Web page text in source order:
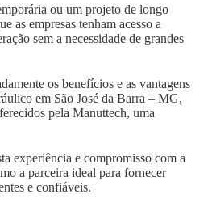
ou um projeto de longo
as empresas tenham acesso a
sem a necessidade de grandes
os benefícios e as vantagens
em São José da Barra – MG,
pela Manuttech, uma
experiência e compromisso com a
a parceira ideal para fornecer
e confiáveis.